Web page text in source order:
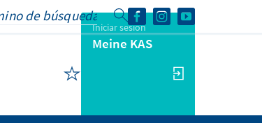
Iniciar sesión
Meine KAS